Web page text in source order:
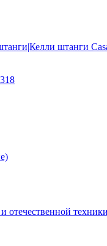
штанги
отечественной техники